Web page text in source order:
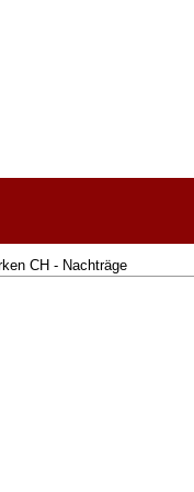
CH - Nachträge